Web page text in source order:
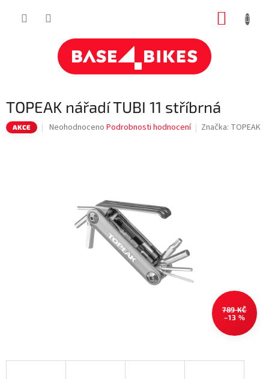
TOPEAK nářadí TUBI 11 stříbrná
AKCE
Průměrné
hvězdiček.
Neohodnoceno Podrobnosti hodnocení Značka: TOPEAK
789 KČ
–13 %